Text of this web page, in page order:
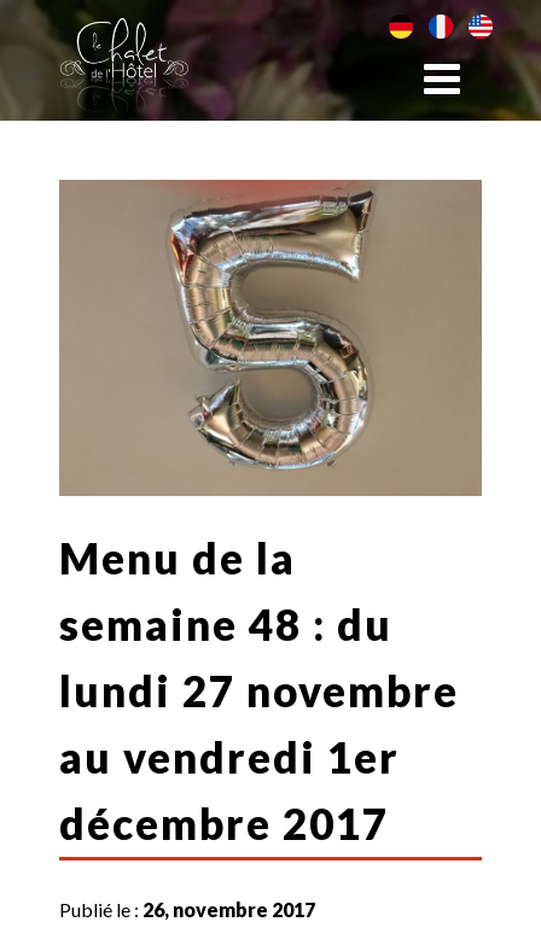
Menu de la
semaine 48 : du
lundi 27 novembre
au vendredi 1er
décembre 2017
Publié le : 26, novembre 2017